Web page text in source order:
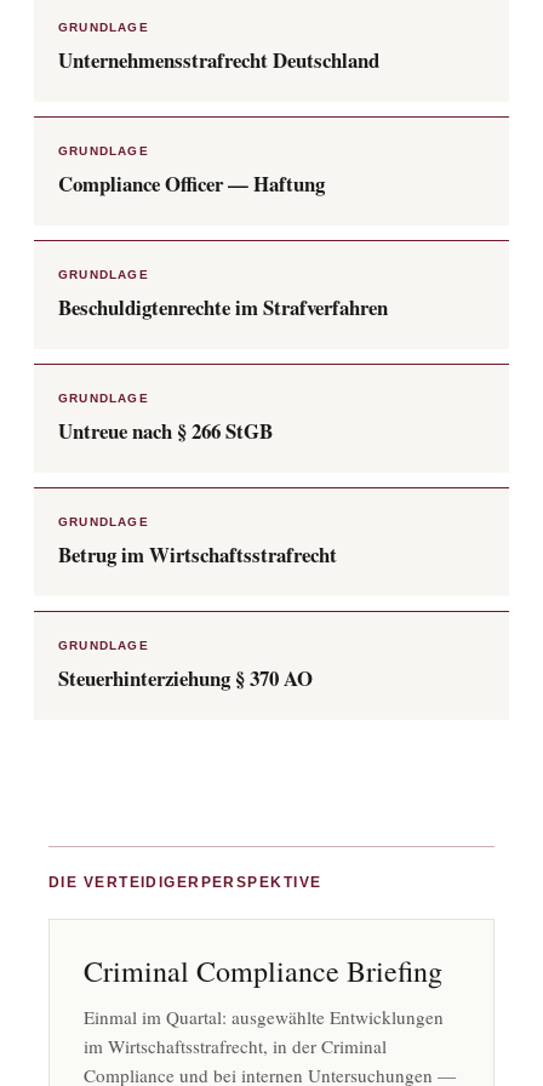
GRUNDLAGE
Unternehmensstrafrecht Deutschland
GRUNDLAGE
Compliance Officer — Haftung
GRUNDLAGE
Beschuldigtenrechte im Strafverfahren
GRUNDLAGE
Untreue nach § 266 StGB
GRUNDLAGE
Betrug im Wirtschaftsstrafrecht
GRUNDLAGE
Steuerhinterziehung § 370 AO
DIE VERTEIDIGERPERSPEKTIVE
Criminal Compliance Briefing
Einmal im Quartal: ausgewählte Entwicklungen
im Wirtschaftsstrafrecht, in der Criminal
Compliance und bei internen Untersuchungen —